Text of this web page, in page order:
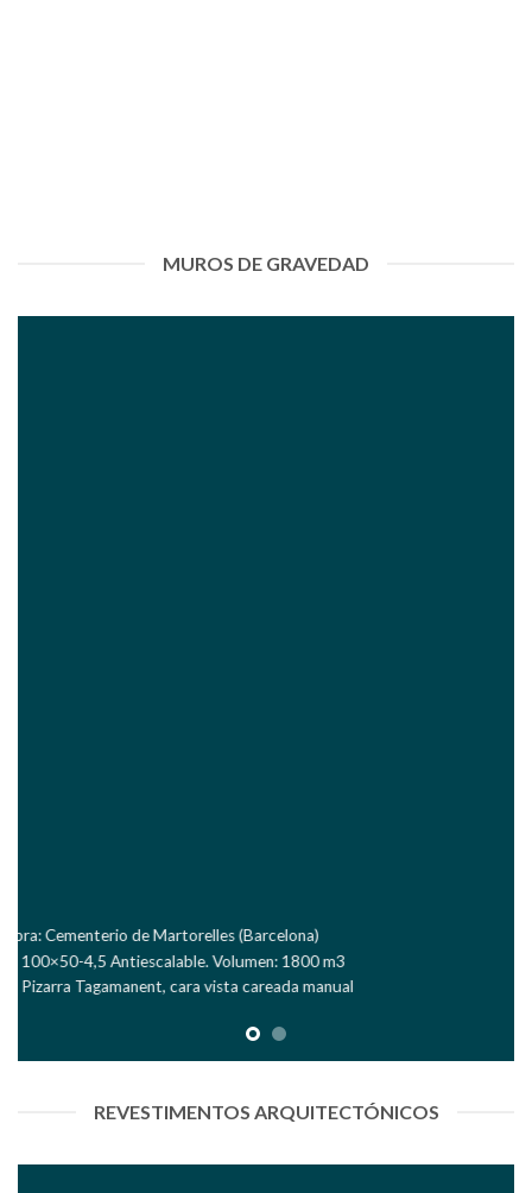
MUROS DE GRAVEDAD
Obra: Bodegas Pago de Carraovejas, Peñafiel (Valladolid)
Malla: 100×100-4,5 . Volumen: 2200 m3
Piedra: Calcaria Blanca Silleria. Cara vista careada manual
REVESTIMENTOS ARQUITECTÓNICOS